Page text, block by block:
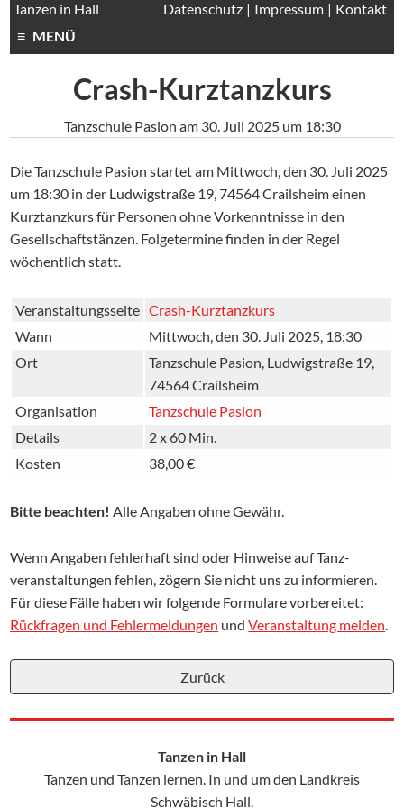
Tanzen in Hall Daten­schutz Impressum
Kontakt
MENÜ
Crash-Kurztanzkurs
Tanzschule Pasion am 30. Juli 2025 um 18:30
Die Tanzschule Pasion startet am Mittwoch, den 30. Juli 2025
um 18:30 in der Ludwigstraße 19, 74564 Crailsheim einen
Kurztanzkurs für Personen ohne Vorkenntnisse in den
Gesellschaftstänzen. Folgetermine finden in der Regel
wöchentlich statt.
Veranstaltungsseite Crash-Kurztanzkurs
Wann
Mittwoch, den 30. Juli 2025, 18:30
Ort
Tanzschule Pasion, Ludwigstraße 19,
74564 Crailsheim
Organisation
Tanzschule Pasion
Details
2 x 60 Min.
Kosten
38,00 €
Bitte beachten! Alle Angaben ohne Gewähr.
Wenn Angaben fehlerhaft sind oder Hinweise auf Tanz­­
veranstaltungen fehlen, zögern Sie nicht uns zu informieren.
Für diese Fälle haben wir folgende Formulare vorbereitet:
Rückfragen und Fehler­meldungen undVeranstaltung melden.
Tanzen in Hall
Tanzen und Tanzen lernen. In und um den Landkreis
Schwäbisch Hall.